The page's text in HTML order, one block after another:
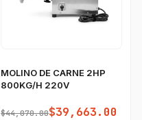
MOLINO DE CARNE 2HP
800KG/H 220V
$44,070.00$39,663.00